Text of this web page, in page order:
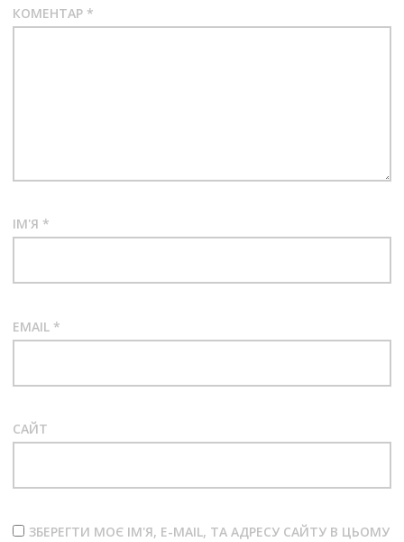
КОМЕНТАР *
ІМ'Я *
EMAIL *
САЙТ
ЗБЕРЕГТИ МОЄ ІМ'Я, E-MAIL, ТА АДРЕСУ САЙТУ В ЦЬОМУ